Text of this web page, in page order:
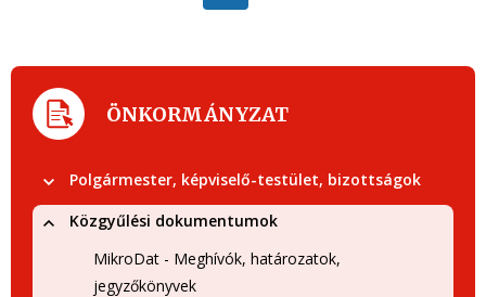
ÖNKORMÁNYZAT
Polgármester, képviselő-testület, bizottságok
Közgyűlési dokumentumok
MikroDat - Meghívók, határozatok,
jegyzőkönyvek